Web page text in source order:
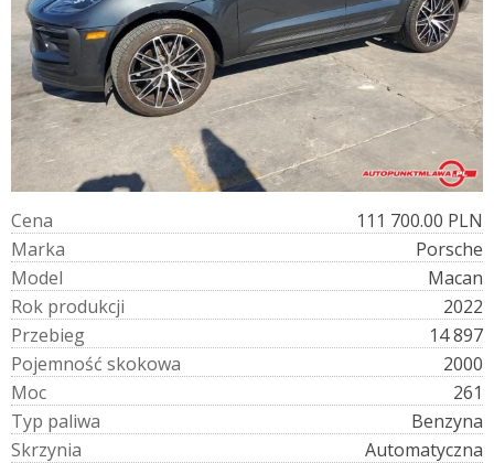
Cena
111 700.00 PLN
Marka
Porsche
Model
Macan
Rok produkcji
2022
Przebieg
14 897
Pojemność skokowa
2000
Moc
261
Typ paliwa
Benzyna
Skrzynia
Automatyczna